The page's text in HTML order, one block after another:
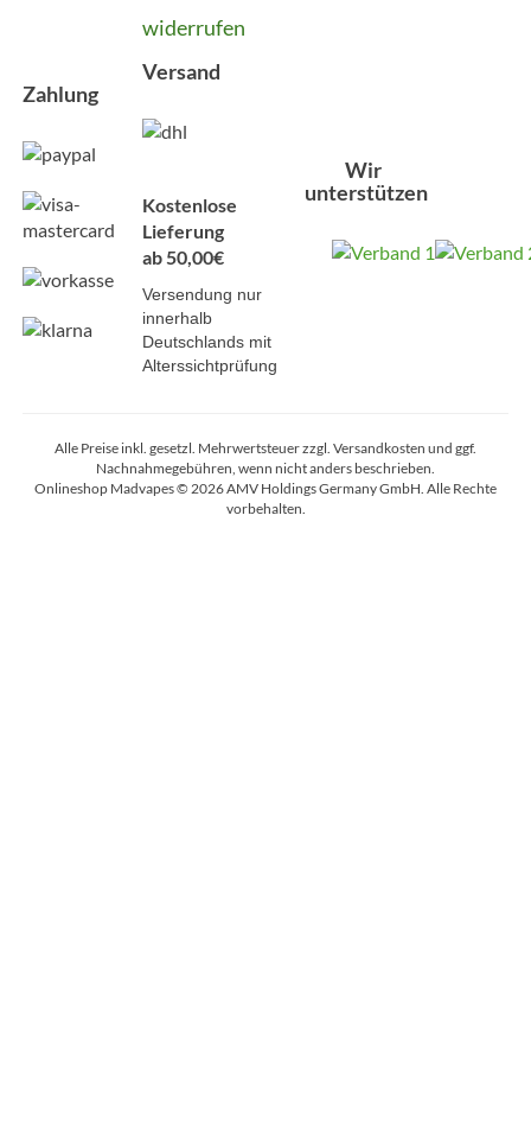
widerrufen
Zahlung
Versand
Kostenlose
Lieferung
ab 50,00€
Versendung nur
innerhalb
Deutschlands mit
Alterssichtprüfung
Wir
unterstützen
Alle Preise inkl. gesetzl. Mehrwertsteuer zzgl. Versandkosten und ggf.
Nachnahmegebühren, wenn nicht anders beschrieben.
Onlineshop Madvapes © 2026 AMV Holdings Germany GmbH. Alle Rechte
vorbehalten.